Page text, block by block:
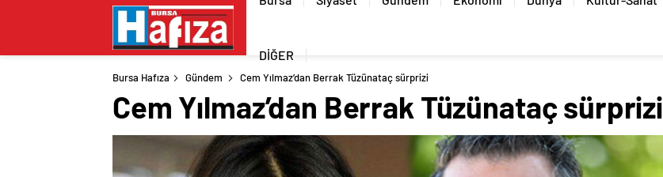
DİĞER
Bursa Hafıza Gündem Cem Yılmaz’dan Berrak Tüzünataç sürprizi
Cem Yılmaz’dan Berrak Tüzünataç sürprizi